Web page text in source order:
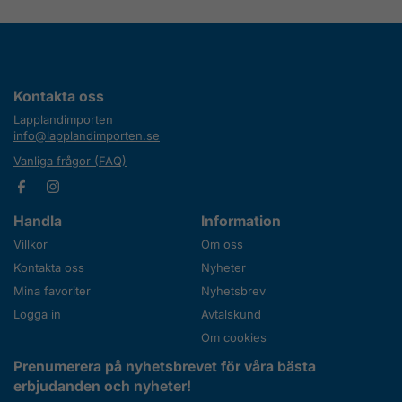
Kontakta oss
Lapplandimporten
info@lapplandimporten.se
Vanliga frågor (FAQ)
Handla
Villkor
Kontakta oss
Mina favoriter
Logga in
Information
Om oss
Nyheter
Nyhetsbrev
Avtalskund
Om cookies
Prenumerera på nyhetsbrevet för våra bästa
erbjudanden och nyheter!